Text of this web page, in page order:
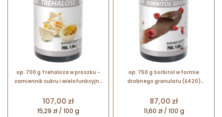
op. 700 g Trehaloza w proszku -
zamiennik cukru i wielofunkcyjny
48687 Sosa Ingredients
Cena
107,00 zł
15,29 zł / 100 g
op. 750 g Sorbitol w formie
drobnego granulatu (E420)
spożywczy - nr. kat. 41472 Sosa
Ingredients
Cena
87,00 zł
11,60 zł / 100 g